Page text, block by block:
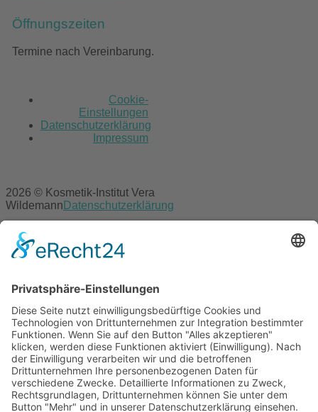
Öffnungszeiten
Termine nach Vereinbarung.
Cookie-
Einstellungen
Datenschutzerklärung
Impressum
2026 © Kosmetik-Institut Vera
Wildemann Datenschutzerklärung
Datenschutzerklärung
Impressum
to
top